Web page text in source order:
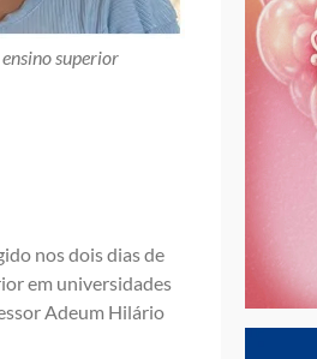
superior
nos dois dias de
em universidades
Adeum Hilário